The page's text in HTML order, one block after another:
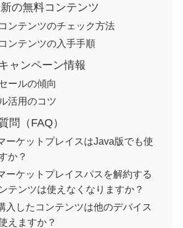
の無料コンテンツ
ンテンツのチェック方法
ンテンツの入手手順
ャンペーン情報
ールの傾向
活用のコツ
問（FAQ）
ーケットプレイスはJava版でも使
か？
ーケットプレイスパスを解約する
テンツは使えなくなりますか？
入したコンテンツは他のデバイス
えますか？